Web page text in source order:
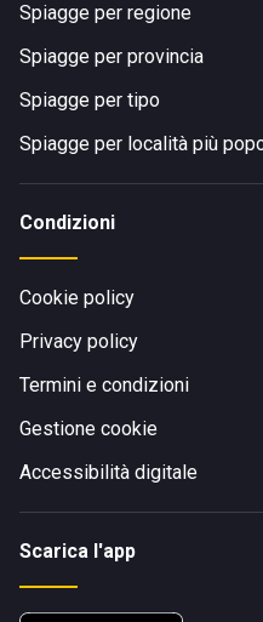
Spiagge per regione
Spiagge per provincia
Spiagge per tipo
Spiagge per località più
Condizioni
Cookie policy
Privacy policy
Termini e condizioni
Gestione cookie
Accessibilità digitale
Scarica l'app